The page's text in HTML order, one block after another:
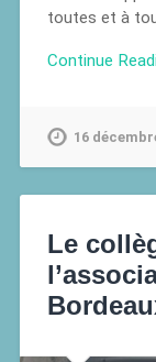
toutes et à
Continue
16
Le